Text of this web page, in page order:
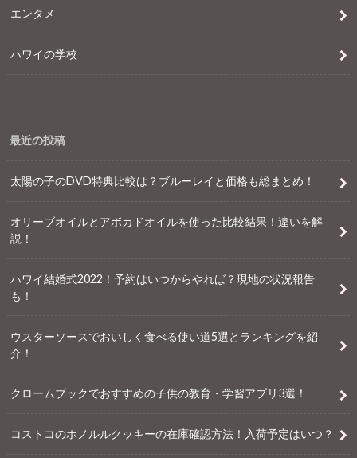
エンタメ
ハワイの学校
最近の投稿
太陽の子のDVD特典比較は？ブルーレイと価格も総まとめ！
オリーブオイルとアボカドオイルを使った比較結果！違いを解
説！
ハワイ結婚式2022！予約はいつからやれば？現地の状況報告
も！
ウスターソースでおいしく食べる使い道5選とランキングを紹
介！
クロームブックでおすすめの子供の教育・学習アプリ3選！
コストコのホノルルクッキーの在庫確認方法！入荷予定はいつ？